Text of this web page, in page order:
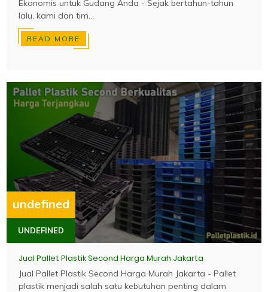
Ekonomis untuk Gudang Anda - Sejak bertahun-tahun
lalu, kami dan tim...
READ MORE
undefined
UNDEFINED
Jual Pallet Plastik Second Harga Murah Jakarta
Jual Pallet Plastik Second Harga Murah Jakarta - Pallet
plastik menjadi salah satu kebutuhan penting dalam